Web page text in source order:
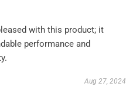
with this product; it
performance and
Aug 27, 2024